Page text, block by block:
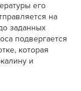
его
на
заданных
подвергается
которая
и